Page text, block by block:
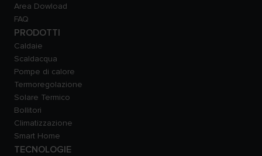
Area Dowload
FAQ
PRODOTTI
Caldaie
Scaldacqua
Pompe di calore
Termoregolazione
Solare Termico
Bollitori
Climatizzazione
Smart Home
TECNOLOGIE